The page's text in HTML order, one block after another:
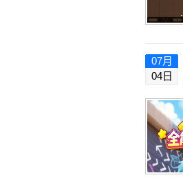
07月
04日